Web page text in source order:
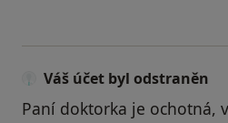
Váš účet byl odstraněn
Paní doktorka je ochotná,